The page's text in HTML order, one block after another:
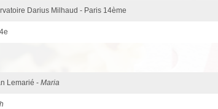
Darius Milhaud - Paris 14ème
Lemarié - Maria